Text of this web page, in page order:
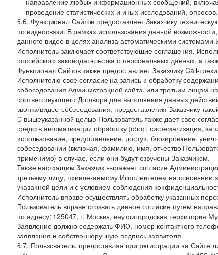
— направление любых информационных сообщений,
— проведение статистических и иных исследований, опросов.
6.6. Функционал Сайтов предоставляет Заказчику
по видеосвязи. В рамках использования данной
данного видео в целях анализа автоматическими
Исполнитель заключает соответствующие соглашения.
российского законодательства о персональных данных, а
Функционал Сайтов также предоставляет Заказчику Call-
Исполнителю свое согласие на запись и обработку
собеседования Администрацией сайта, или третьим лицом
соответствующего Договора для выполнения данных
звонка/видео-собеседования, предоставления Заказчику
С вышеуказанной целью Пользователь также дает свое
средств автоматизации обработку (сбор, систематизация,
использование, предоставление, доступ, блокирование,
собеседовании (включая, фамилию, имя, отчество
применимо) в случае, если они будут озвучены Заказчиком.
Также настоящим Заказчик выражает согласие
третьему лицу, привлекаемому Исполнителем на основании
указанной цели и с условием соблюдения
Исполнитель вправе осуществлять обработку указанных
Пользователь вправе отозвать данное согласие путем
по адресу: 125047, г. Москва, внутригородская территория
Заявление должно содержать ФИО, номер контактного
заявления и собственноручную подпись заявителя.
6.7. Пользователь, предоставляя при регистрации на